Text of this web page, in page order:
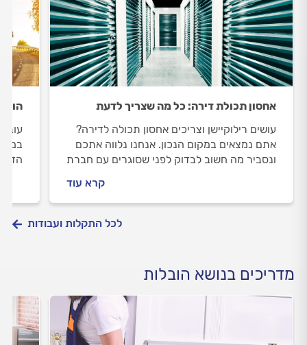
אחסון תכולת דירה: כל מה שצריך לדעת
עושים רילוקיישן וצריכים אחסון תכולה לדירה?
אתם נמצאים במקום הנכון. אנחנו נלווה אתכם
ונסביר מה חשוב לבדוק לפני שסוגרים עם חברת
קרא עוד
לכל התקלות ועבודות
מדריכים בנושא הובלות